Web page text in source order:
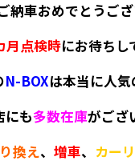
納車おめでとうご
月点検時にお待ちし
N-BOXは本当に人
にも多数在庫がござ
換え、 増車、 カー